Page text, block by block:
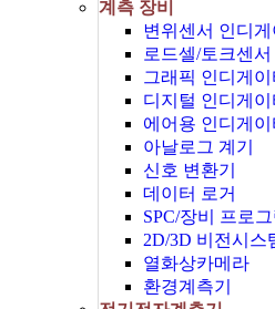
계측 장비
변위센서 인디게
로드셀/토크센
그래픽 인디게이
디지털 인디게이
에어용 인디게이
아날로그 계기
신호 변환기
데이터 로거
SPC/장비 프로그
2D/3D 비전시스
열화상카메라
환경계측기